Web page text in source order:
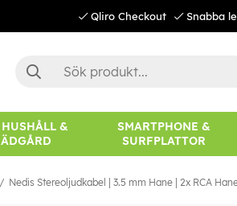
Qliro Checkout Snabba
&
SMARTPHONE &
SURFPLATTOR
Nedis Stereoljudkabel | 3.5 mm Hane | 2x RCA